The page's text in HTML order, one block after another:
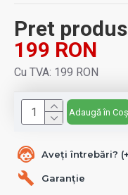
Aveți întrebări?
Garanție
Pret
199 RON
Cu TVA: 199 RON
Adaugă în Coș